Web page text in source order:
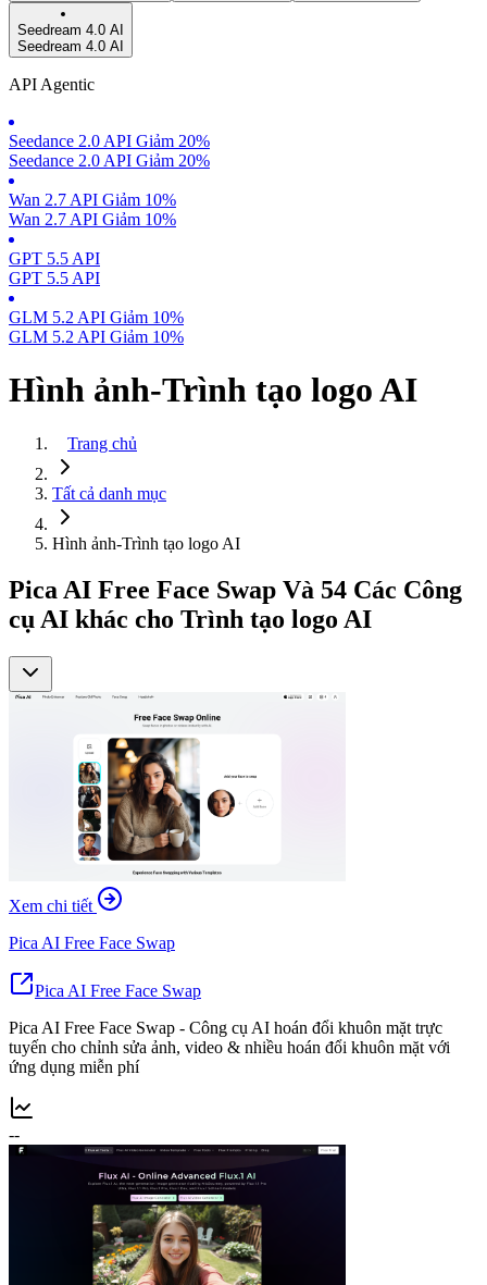
Seedream 4.0 AI
Seedream 4.0 AI
API Agentic
Seedance 2.0 API Giảm 20%
Seedance 2.0 API Giảm 20%
Wan 2.7 API Giảm 10%
Wan 2.7 API Giảm 10%
GPT 5.5 API
GPT 5.5 API
GLM 5.2 API Giảm 10%
GLM 5.2 API Giảm 10%
Hình ảnh-Trình tạo logo AI
Trang chủ
Tất cả danh mục
Hình ảnh-Trình tạo logo AI
Pica AI Free Face Swap Và 54 Các Công
cụ AI khác cho Trình tạo logo AI
Xem chi tiết
Pica AI Free Face Swap
Pica AI Free Face Swap
Pica AI Free Face Swap - Công cụ AI hoán đổi khuôn mặt trực
tuyến cho chỉnh sửa ảnh, video & nhiều hoán đổi khuôn mặt với
ứng dụng miễn phí
--